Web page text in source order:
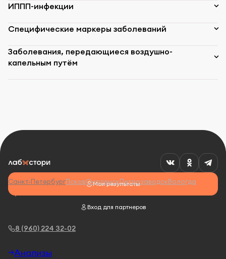
ИППП-инфекции
Специфические маркеры заболеваний
Заболевания, передающиеся воздушно-
капельным путём
8 (960) 224 32-02
Мои результаты
Вход для партнеров
Санкт-ПетербургПсковСмоленскПетрозаводскВологда
Анализы